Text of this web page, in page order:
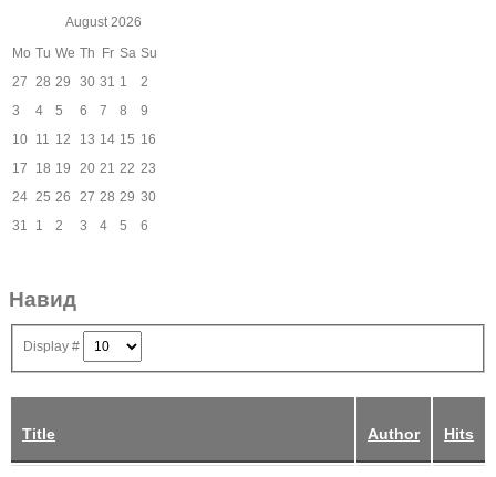
August 2026
Mo Tu We Th Fr Sa Su
27 28 29 30 31 1
2
3
4 5 6 7 8
9
10 11 12 13 14 15 16
17
18 19 20 21 22 23
24 25 26 27 28 29 30
31
1 2 3 4 5 6
Навид
Display #
Title Author Hits